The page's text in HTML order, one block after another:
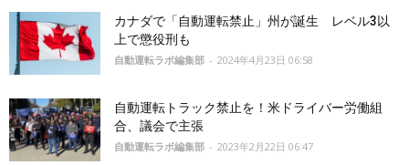
カナダで「自動運転禁止」州が誕生 レベル3以
上で懲役刑も
自動運転ラボ編集部 - 2024年4月23日 06:58
自動運転トラック禁止を！米ドライバー労働組
合、議会で主張
自動運転ラボ編集部 - 2023年2月22日 06:47